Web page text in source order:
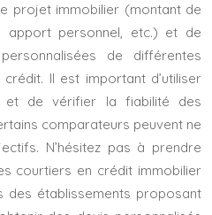
projet immobilier (montant de
apport personnel, etc.) et de
de différentes
Il est important d’utiliser
et de vérifier la fiabilité des
comparateurs peuvent ne
N’hésitez pas à prendre
courtiers en crédit immobilier
des établissements proposant